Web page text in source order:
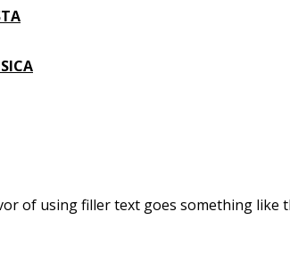
of using filler text goes something like